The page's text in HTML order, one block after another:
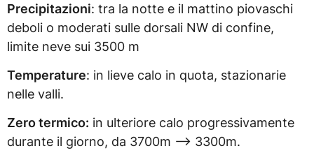
Precipitazioni: tra la notte e il mattino piovaschi
deboli o moderati sulle dorsali NW di confine,
limite neve sui 3500 m
Temperature: in lieve calo in quota, stazionarie
nelle valli.
Zero termico: in ulteriore calo progressivamente
durante il giorno, da 3700m –> 3300m.